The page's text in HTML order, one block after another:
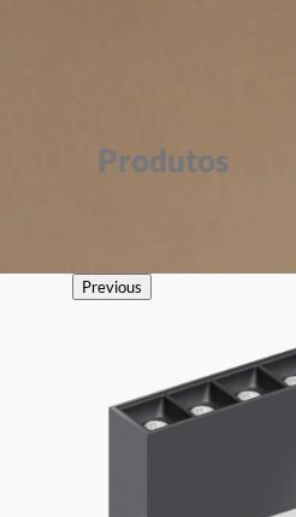
Produtos
Previous